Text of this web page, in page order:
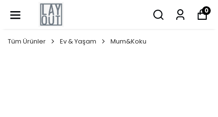
0
Tüm Ürünler Ev & Yaşam Mum&Koku